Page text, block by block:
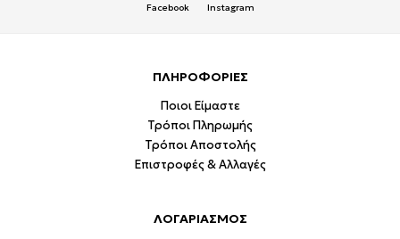
Facebook Instagram
ΠΛΗΡΟΦΟΡΙΕΣ
Ποιοι Είμαστε
Τρόποι Πληρωμής
Τρόποι Αποστολής
Επιστροφές & Αλλαγές
ΛΟΓΑΡΙΑΣΜΟΣ